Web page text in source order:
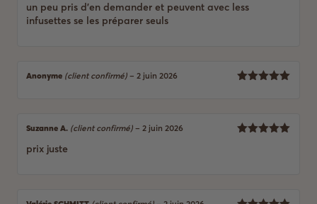
un peu pris d’en demander et peuvent avec less
infusettes se les préparer seuls
Anonyme (client confirmé) – 2 juin 2026
Suzanne A. (client confirmé) – 2 juin 2026
prix juste